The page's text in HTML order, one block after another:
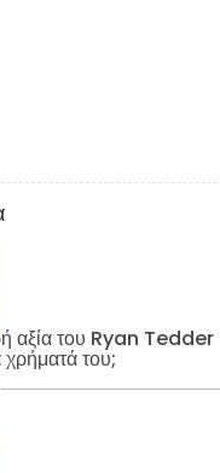
αξία του Ryan Tedder
χρήματά του;